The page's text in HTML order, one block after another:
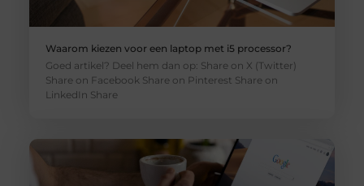
Waarom kiezen voor een laptop met i5 processor?
Goed artikel? Deel hem dan op: Share on X (Twitter)
Share on Facebook Share on Pinterest Share on
LinkedIn Share